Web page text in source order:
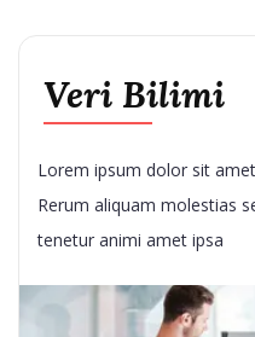
Veri Bilimi
Lorem ipsum dolor sit
Rerum aliquam molestias
tenetur animi amet ipsa